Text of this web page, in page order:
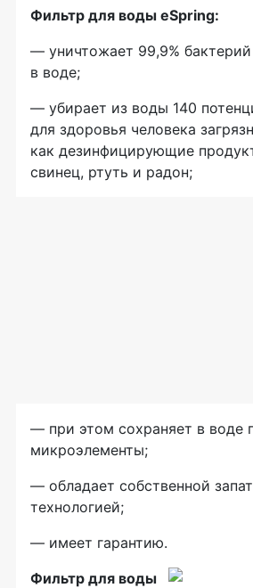
Фильтр для воды eSpring:
— уничтожает 99,9%
в воде;
— убирает из воды 140
для здоровья человека
как дезинфицирующие
свинец, ртуть и радон;
— при этом сохраняет в воде
микроэлементы;
— обладает собственной
технологией;
— имеет гарантию.
Фильтр для воды